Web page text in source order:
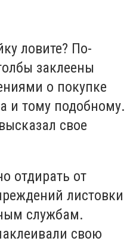
ловите? По-
заклеены
о покупке
и тому подобному.
свое
отдирать от
листовки
службам.
свою